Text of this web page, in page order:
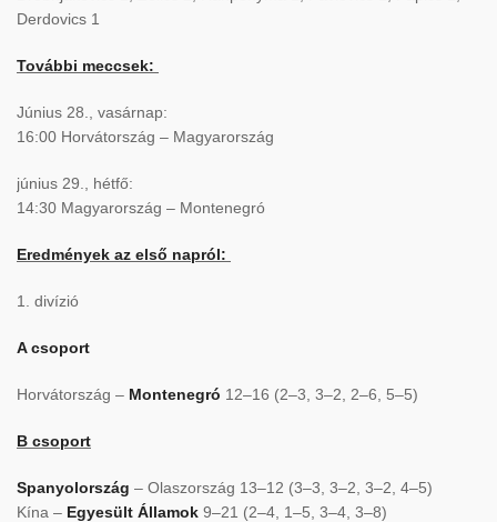
Derdovics 1
További meccsek:
Június 28., vasárnap:
16:00 Horvátország – Magyarország
június 29., hétfő:
14:30 Magyarország – Montenegró
Eredmények az első napról:
1. divízió
A csoport
Horvátország – Montenegró 12–16 (2–3, 3–2, 2–6, 5–5)
B csoport
Spanyolország – Olaszország 13–12 (3–3, 3–2, 3–2, 4–5)
Kína – Egyesült Államok 9–21 (2–4, 1–5, 3–4, 3–8)